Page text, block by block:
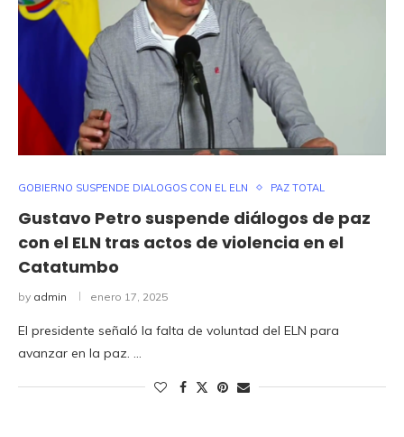
GOBIERNO SUSPENDE DIALOGOS CON EL ELN PAZ TOTAL
Gustavo Petro suspende diálogos de paz
con el ELN tras actos de violencia en el
Catatumbo
by admin enero 17, 2025
El presidente señaló la falta de voluntad del ELN para
avanzar en la paz. …